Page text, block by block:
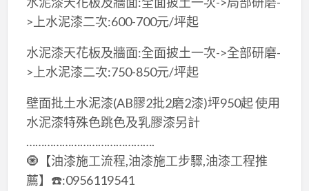
>上水泥漆二次:600-700元/坪起
水泥漆天花板及牆面:全面披土一次->全部研磨-
>上水泥漆二次:750-850元/坪起
壁面批土水泥漆(AB膠2批2磨2漆)坪950起 使用
水泥漆特殊色跳色及乳膠漆另計
…………………………………….
🧿【油漆施工流程,油漆施工步驟,油漆工程推
薦】☎️:0956119541